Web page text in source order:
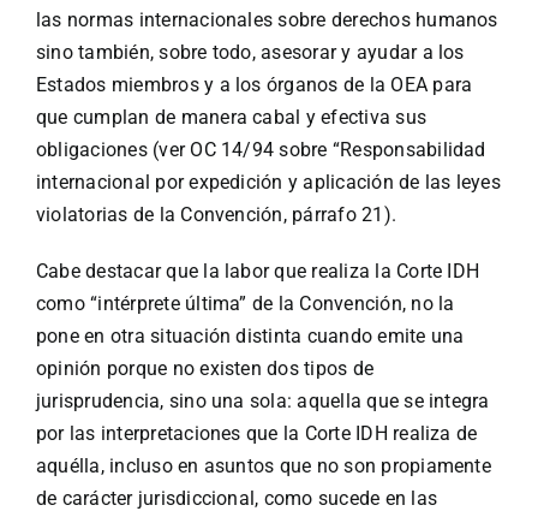
las normas internacionales sobre derechos humanos
sino también, sobre todo, asesorar y ayudar a los
Estados miembros y a los órganos de la OEA para
que cumplan de manera cabal y efectiva sus
obligaciones (ver OC 14/94 sobre “Responsabilidad
internacional por expedición y aplicación de las leyes
violatorias de la Convención, párrafo 21).
Cabe destacar que la labor que realiza la Corte IDH
como “intérprete última” de la Convención, no la
pone en otra situación distinta cuando emite una
opinión porque no existen dos tipos de
jurisprudencia, sino una sola: aquella que se integra
por las interpretaciones que la Corte IDH realiza de
aquélla, incluso en asuntos que no son propiamente
de carácter jurisdiccional, como sucede en las